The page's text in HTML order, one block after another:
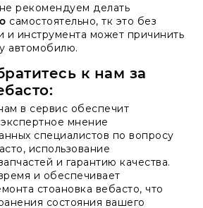
рекомендуем делать
самостоятельно, тк это без
и инструмента может причинить
автомобилю.
к нам за
в сервис обеспечит
мнение
специалистов по вопросу
использование
и гарантию качества.
и обеспечивает
стоановка вебасто, что
состояния вашего